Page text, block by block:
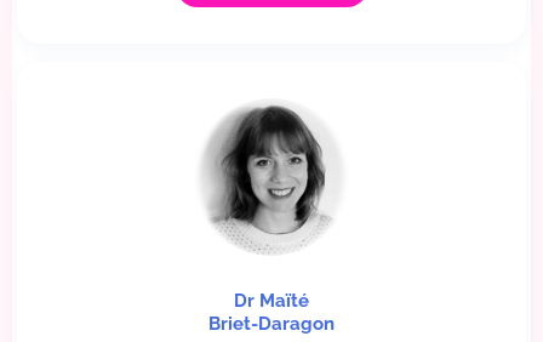
Dr Maïté
Briet-Daragon